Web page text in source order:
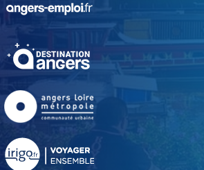
, Ouvre une nouvelle
, Ouvre une nouvelle